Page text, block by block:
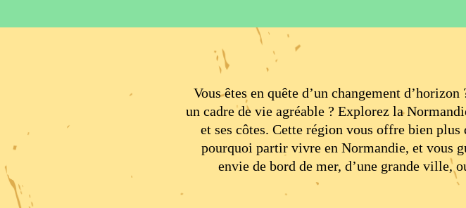
Vous êtes en quête d’un changement
un cadre de vie agréable ? Explorez la
et ses côtes. Cette région vous offre bien
pourquoi partir vivre en Normandie, et vous
envie de bord de mer, d’une grande ville,